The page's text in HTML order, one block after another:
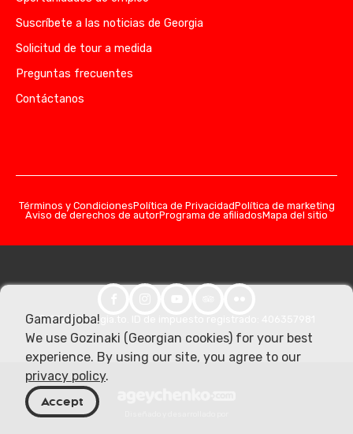
Suscríbete a las noticias de Georgia
Solicitud de tour a medida
Preguntas frecuentes
Contáctanos
Términos y CondicionesPolítica de PrivacidadPolítica de marketing
Aviso de derechos de autorPrograma de afiliadosMapa del sitio
© 2026 Georgia.to. ID de impuesto registrado: 406357981
Gamardjoba!
We use Gozinaki (Georgian cookies) for your best
experience. By using our site, you agree to our
privacy policy.
Accept